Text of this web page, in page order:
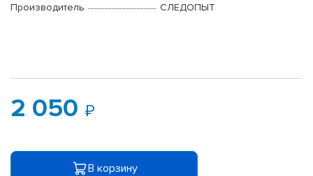
Производитель
СЛЕДОПЫТ
2 050
В корзину